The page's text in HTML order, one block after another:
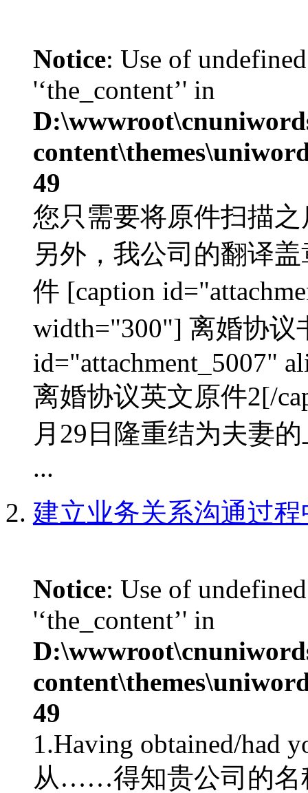
Notice: Use of
'‘the_content’' in
49
您只需要将原件扫描
另外，我公司的翻译
件 [caption
width="300"] 离婚协议
id="attachment_5007"
离婚协议英文原件2[/
月29日隆重结为夫妻
...
建立业务关系沟通过
Notice: Use of
'‘the_content’' in
49
1.Having obtained/had
从……得知贵公司的名